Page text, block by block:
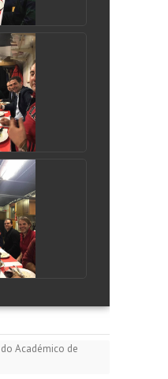
Académico de